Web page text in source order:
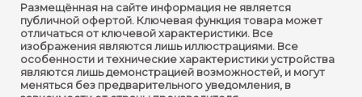
Размещённая на сайте информация не является
публичной офертой. Ключевая функция товара может
отличаться от ключевой характеристики. Все
изображения являются лишь иллюстрациями. Все
особенности и технические характеристики устройства
являются лишь демонстрацией возможностей, и могут
меняться без предварительного уведомления, в